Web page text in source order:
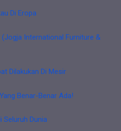
Di Eropa
(Jogja International Furniture &
Dilakukan Di Mesir
Benar-Benar Ada!
Seluruh Dunia